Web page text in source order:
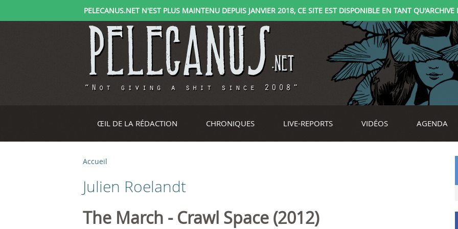
PELECANUS.NET N'EST PLUS MAINTENU DEPUIS JANVIER 2018, CE SITE EST DISPONIBLE EN TANT
ŒIL DE LA RÉDACTION CHRONIQUES LIVE-REPORTS VIDÉOS AGENDA
V
o
u
Accueil
Julien Roelandt
The March - Crawl Space (2012)